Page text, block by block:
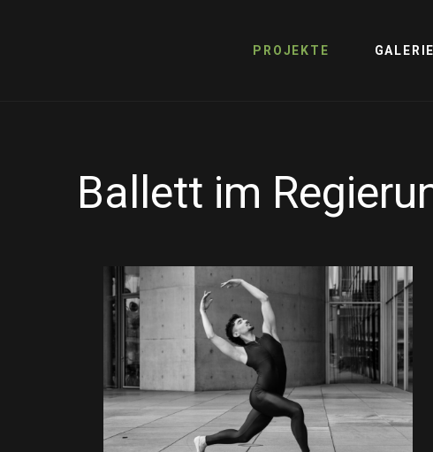
PROJEKTE
Ballett im